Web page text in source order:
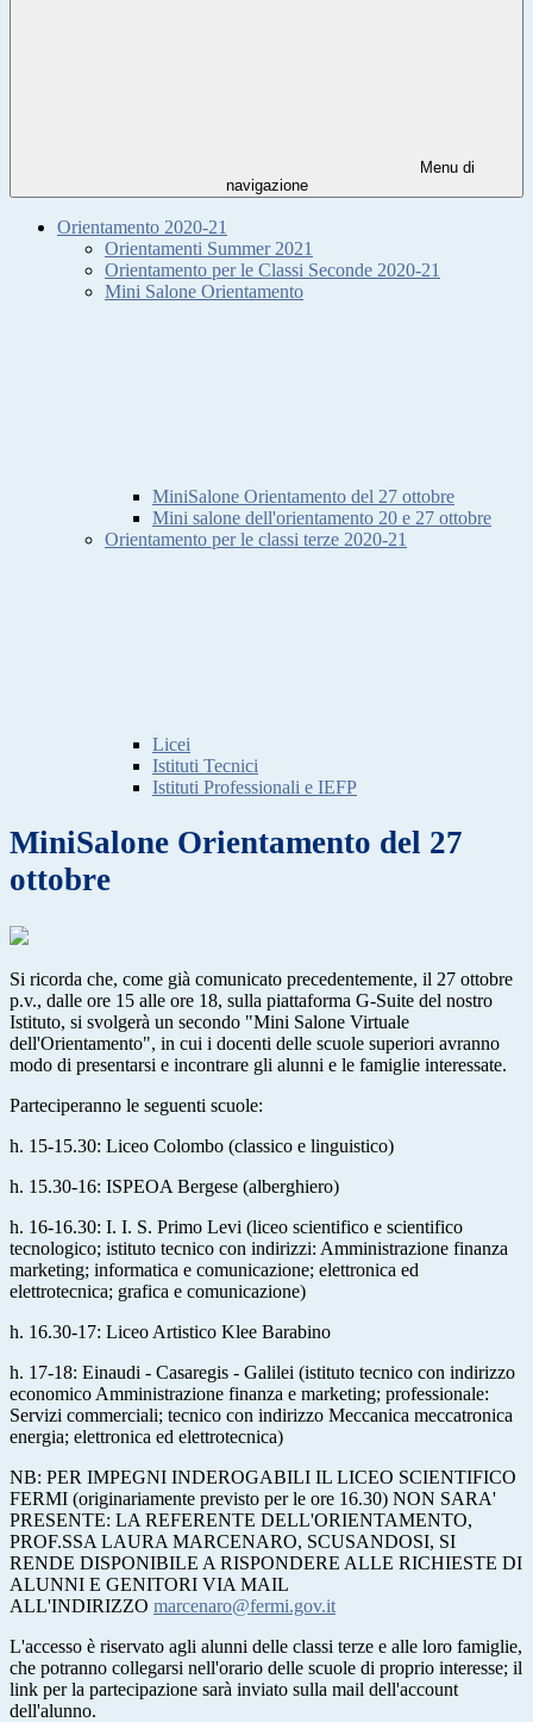
Menu di
navigazione
Orientamento 2020-21
Orientamenti Summer 2021
Orientamento per le Classi Seconde 2020-21
Mini Salone Orientamento
MiniSalone Orientamento del 27 ottobre
Mini salone dell'orientamento 20 e 27 ottobre
Orientamento per le classi terze 2020-21
Licei
Istituti Tecnici
Istituti Professionali e IEFP
MiniSalone Orientamento del 27
ottobre
Si ricorda che, come già comunicato precedentemente, il 27 ottobre
p.v., dalle ore 15 alle ore 18, sulla piattaforma G-Suite del nostro
Istituto, si svolgerà un secondo "Mini Salone Virtuale
dell'Orientamento", in cui i docenti delle scuole superiori avranno
modo di presentarsi e incontrare gli alunni e le famiglie interessate.
Parteciperanno le seguenti scuole:
h. 15-15.30: Liceo Colombo (classico e linguistico)
h. 15.30-16: ISPEOA Bergese (alberghiero)
h. 16-16.30: I. I. S. Primo Levi (liceo scientifico e scientifico
tecnologico; istituto tecnico con indirizzi: Amministrazione finanza
marketing; informatica e comunicazione; elettronica ed
elettrotecnica; grafica e comunicazione)
h. 16.30-17: Liceo Artistico Klee Barabino
h. 17-18: Einaudi - Casaregis - Galilei (istituto tecnico con indirizzo
economico Amministrazione finanza e marketing; professionale:
Servizi commerciali; tecnico con indirizzo Meccanica meccatronica
energia; elettronica ed elettrotecnica)
NB: PER IMPEGNI INDEROGABILI IL LICEO SCIENTIFICO
FERMI (originariamente previsto per le ore 16.30) NON SARA'
PRESENTE: LA REFERENTE DELL'ORIENTAMENTO,
PROF.SSA LAURA MARCENARO, SCUSANDOSI, SI
RENDE DISPONIBILE A RISPONDERE ALLE RICHIESTE DI
ALUNNI E GENITORI VIA MAIL
ALL'INDIRIZZO marcenaro@fermi.gov.it
L'accesso è riservato agli alunni delle classi terze e alle loro famiglie,
che potranno collegarsi nell'orario delle scuole di proprio interesse; il
link per la partecipazione sarà inviato sulla mail dell'account
dell'alunno.